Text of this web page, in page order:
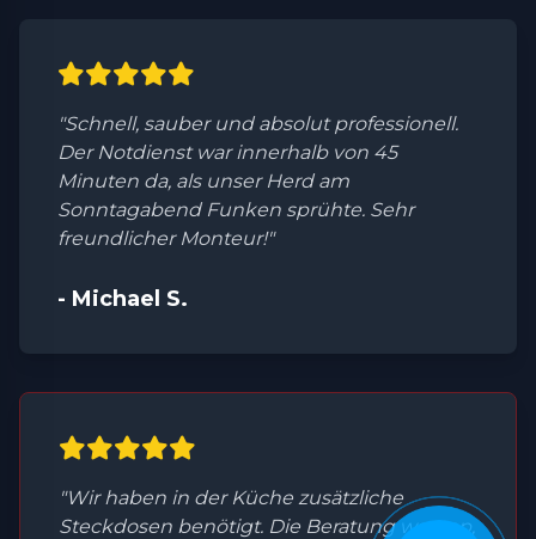
"Schnell, sauber und absolut professionell.
Der Notdienst war innerhalb von 45
Minuten da, als unser Herd am
Sonntagabend Funken sprühte. Sehr
freundlicher Monteur!"
- Michael S.
"Wir haben in der Küche zusätzliche
Steckdosen benötigt. Die Beratung war top,